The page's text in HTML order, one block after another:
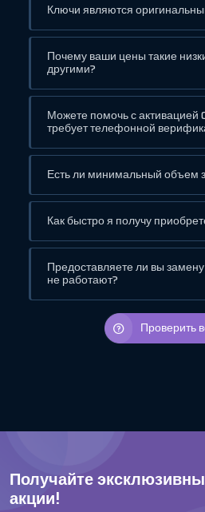
Ключи являются
Почему ваши цены такие
другими?
Можете помочь с активацией
требует телефонной
Есть ли минимальный объем
Как быстро я получу
Предоставляете ли вы
не работают?
Проверить
Получайте
акции!